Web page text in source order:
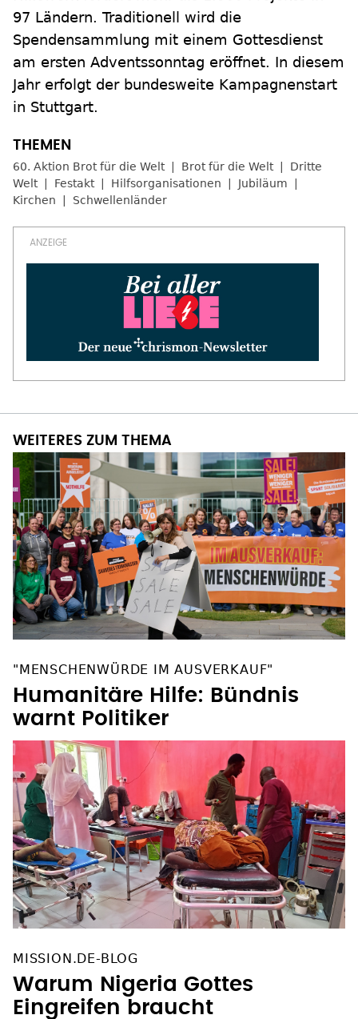
97 Ländern. Traditionell wird die
Spendensammlung mit einem Gottesdienst
am ersten Adventssonntag eröffnet. In diesem
Jahr erfolgt der bundesweite Kampagnenstart
in Stuttgart.
60. Aktion Brot für die Welt Brot für die Welt
Dritte
Welt
Festakt Hilfsorganisationen
Jubiläum
Kirchen
Schwellenländer
WEITERES ZUM THEMA
"MENSCHENWÜRDE IM AUSVERKAUF"
Humanitäre Hilfe: Bündnis
warnt Politiker
MISSION.DE-BLOG
Warum Nigeria Gottes
Eingreifen braucht